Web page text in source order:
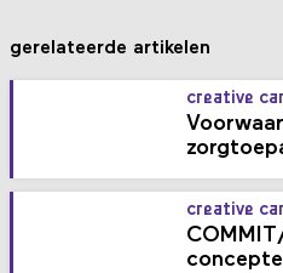
gerelateerde artikelen
creative
creative